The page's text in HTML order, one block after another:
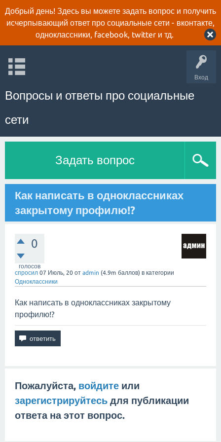
Добрый день! Здесь вы можете задать вопрос и получить
исчерпывающий ответ про социальные сети - вконтакте,
одноклассники, facebook, twitter и тд.
Вход
Вопросы и ответы про социальные
сети
Задать вопрос
Как написать в одноклассниках
закрытому профилю!?
0
голосов
спросил 07 Июль, 20 от admin (4.9m баллов) в категории
Одноклассники
Как написать в одноклассниках закрытому
профилю!?
Пожалуйста, войдите или
зарегистрируйтесь для публикации
ответа на этот вопрос.